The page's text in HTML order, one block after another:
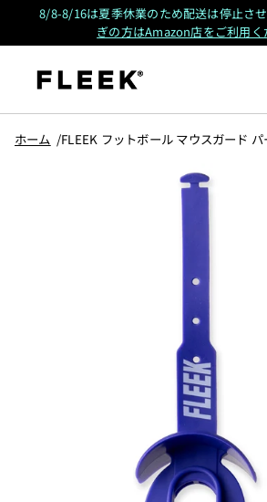
8/8-8/16は夏季休業のため配送は停止させ
ぎの方はAmazon店をご利用く
ホーム FLEEK フットボール マウスガード パ